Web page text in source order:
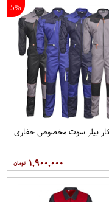
5%
بیلر سوت مخصوص حفاری
۱,۹۰۰,۰۰۰